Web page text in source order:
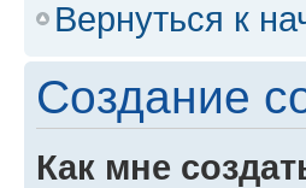
Вернуться к
Создание
Как мне